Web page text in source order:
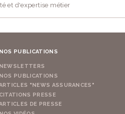
et d'expertise métier
NOS PUBLICATIONS
NEWSLETTERS
NOS PUBLICATIONS
"NEWS ASSURANCES"
CITATIONS PRESSE
DE PRESSE